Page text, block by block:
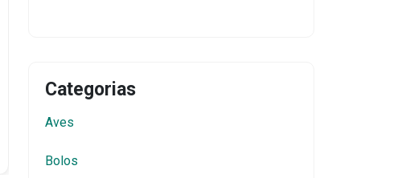
Categorias
Aves
Bolos